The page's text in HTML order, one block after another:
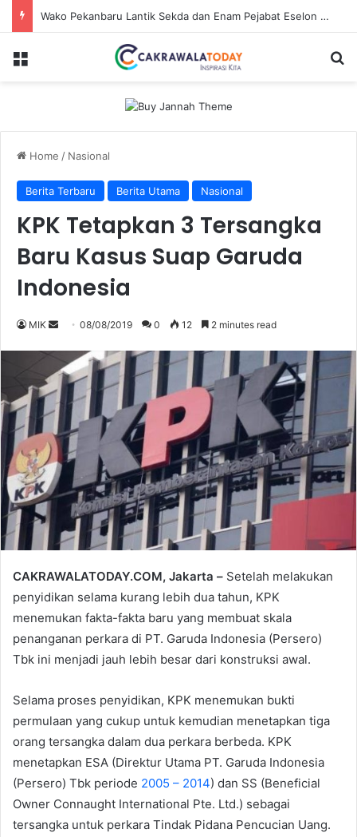
Wako Pekanbaru Lantik Sekda dan Enam Pejabat Eselon Lainnya
Menu
Home / Nasional
Berita Terbaru Berita Utama Nasional
KPK Tetapkan 3 Tersangka
Baru Kasus Suap Garuda
Indonesia
MIK
Send
email
08/08/2019 0 12 2 minutes read
CAKRAWALATODAY.COM, Jakarta – Setelah melakukan
penyidikan selama kurang lebih dua tahun, KPK
menemukan fakta-fakta baru yang membuat skala
penanganan perkara di PT. Garuda Indonesia (Persero)
Tbk ini menjadi jauh lebih besar dari konstruksi awal.
Selama proses penyidikan, KPK menemukan bukti
permulaan yang cukup untuk kemudian menetapkan tiga
orang tersangka dalam dua perkara berbeda. KPK
menetapkan ESA (Direktur Utama PT. Garuda Indonesia
(Persero) Tbk periode 2005 – 2014) dan SS (Beneficial
Owner Connaught International Pte. Ltd.) sebagai
tersangka untuk perkara Tindak Pidana Pencucian Uang.